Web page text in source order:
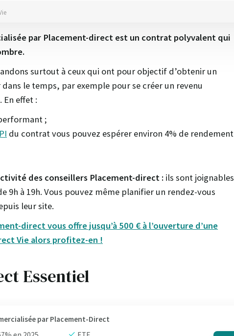
par Placement-direct est un contrat polyvalent qui
surtout à ceux qui ont pour objectif d’obtenir un
le temps, par exemple pour se créer un revenu
effet :
;
du contrat vous pouvez espérer environ 4% de rendement
des conseillers Placement-direct : ils sont joignables
9h à 19h. Vous pouvez même planifier un rendez-vous
leur site.
direct vous offre jusqu’à 500 € à l’ouverture d’une
Vie alors profitez-en !
Essentiel
par Placement-Direct